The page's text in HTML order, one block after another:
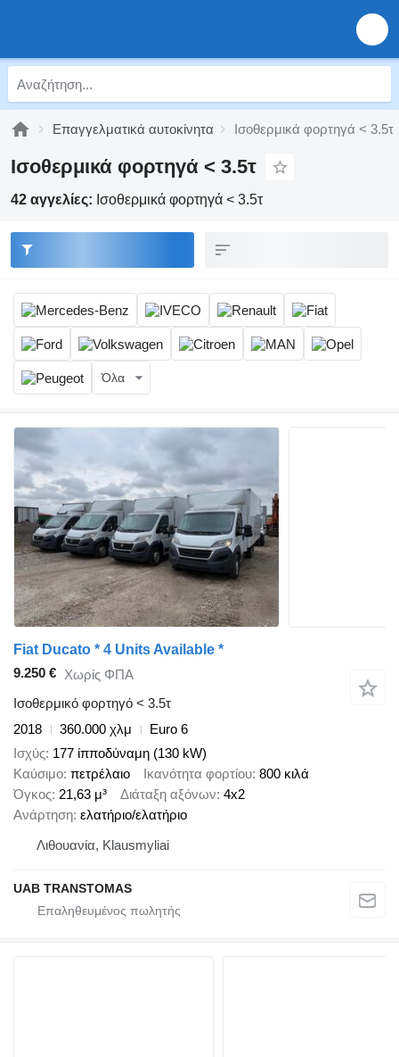
Επαγγελματικά αυτοκίνητα Ισοθερμικά φορτηγά < 3.5τ
Ισοθερμικά φορτηγά < 3.5τ
42 αγγελίες: Ισοθερμικά φορτηγά < 3.5τ
Όλα
Fiat Ducato * 4 Units Available *
9.250 € Χωρίς ΦΠΑ
Ισοθερμικό φορτηγό < 3.5τ
2018
360.000 χλμ
Euro 6
Ισχύς 177 ίπποδύναμη (130 kW)
Καύσιμο πετρέλαιο Ικανότητα φορτίου 800 κιλά
Όγκος 21,63 μ³ Διάταξη αξόνων 4x2
Ανάρτηση ελατήριο/ελατήριο
Λιθουανία, Klausmyliai
UAB TRANSTOMAS